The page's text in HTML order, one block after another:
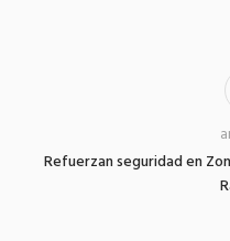
Refuerzan seguridad en